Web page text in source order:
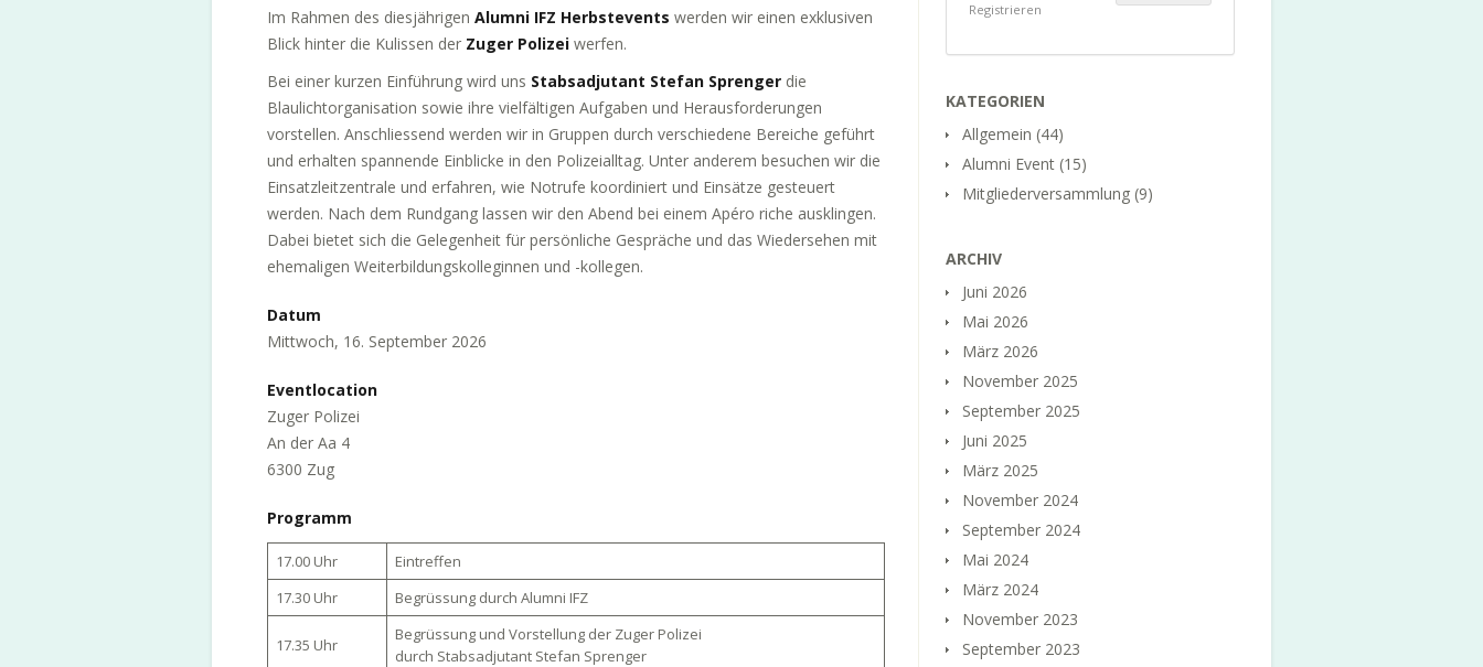
Im Rahmen des diesjährigen Alumni IFZ Herbstevents werden wir einen exklusiven
Blick hinter die Kulissen der Zuger Polizei werfen.
Bei einer kurzen Einführung wird uns Stabsadjutant Stefan Sprenger die
Blaulichtorganisation sowie ihre vielfältigen Aufgaben und Herausforderungen
vorstellen. Anschliessend werden wir in Gruppen durch verschiedene Bereiche geführt
und erhalten spannende Einblicke in den Polizeialltag. Unter anderem besuchen wir die
Einsatzleitzentrale und erfahren, wie Notrufe koordiniert und Einsätze gesteuert
werden. Nach dem Rundgang lassen wir den Abend bei einem Apéro riche ausklingen.
Dabei bietet sich die Gelegenheit für persönliche Gespräche und das Wiedersehen mit
ehemaligen Weiterbildungskolleginnen und -kollegen.
Datum
Mittwoch, 16. September 2026
Eventlocation
Zuger Polizei
An der Aa 4
6300 Zug
Programm
17.00 Uhr
Eintreffen
17.30 Uhr
Begrüssung durch Alumni IFZ
17.35 Uhr
Begrüssung und Vorstellung der Zuger Polizei
durch Stabsadjutant Stefan Sprenger
Registrieren
KATEGORIEN
Allgemein (44)
Alumni Event (15)
Mitgliederversammlung (9)
ARCHIV
Juni 2026
Mai 2026
März 2026
November 2025
September 2025
Juni 2025
März 2025
November 2024
September 2024
Mai 2024
März 2024
November 2023
September 2023